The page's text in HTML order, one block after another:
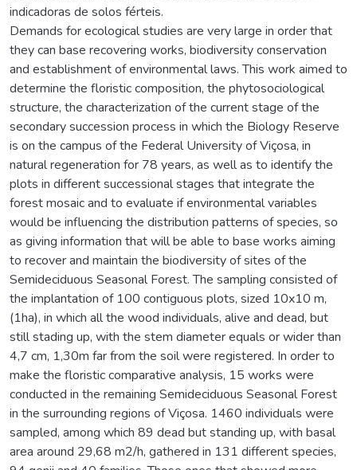
indicadoras de solos férteis.
Demands for ecological studies are very large in order that
they can base recovering works, biodiversity conservation
and establishment of environmental laws. This work aimed to
determine the floristic composition, the phytosociological
structure, the characterization of the current stage of the
secondary succession process in which the Biology Reserve
is on the campus of the Federal University of Viçosa, in
natural regeneration for 78 years, as well as to identify the
plots in different successional stages that integrate the
forest mosaic and to evaluate if environmental variables
would be influencing the distribution patterns of species, so
as giving information that will be able to base works aiming
to recover and maintain the biodiversity of sites of the
Semideciduous Seasonal Forest. The sampling consisted of
the implantation of 100 contiguous plots, sized 10x10 m,
(1ha), in which all the wood individuals, alive and dead, but
still stading up, with the stem diameter equals or wider than
4,7 cm, 1,30m far from the soil were registered. In order to
make the floristic comparative analysis, 15 works were
conducted in the remaining Semideciduous Seasonal Forest
in the surrounding regions of Viçosa. 1460 individuals were
sampled, among which 89 dead but standing up, with basal
area around 29,68 m2/h, gathered in 131 different species,